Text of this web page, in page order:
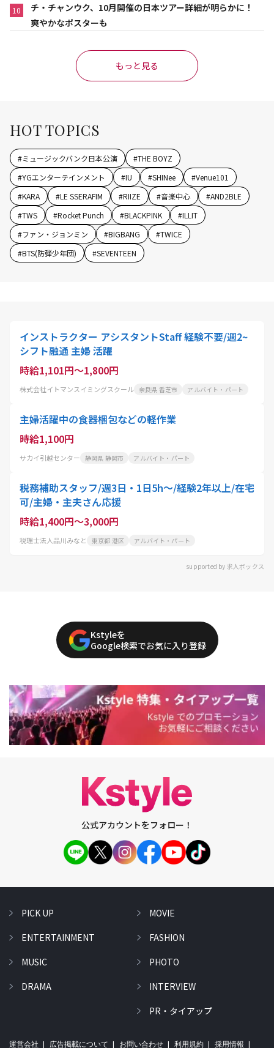
10
チ・チャンウク、10月開催の日本ツアー詳細が明らかに！
爽やかなポスターも
もっと見る
HOT TOPICS
#ミュージックバンク日本公演 #THE BOYZ
#YGエンターテインメント #IU #SHINee #Venue101
#KARA #LE SSERAFIM #RIIZE #音楽中心 #AND2BLE
#TWS #Rocket Punch #BLACKPINK #ILLIT
#ファン・ジョンミン #BIGBANG #TWICE
#BTS(防弾少年団) #SEVENTEEN
インストラクター アシスタントStaff 経験不要/週2~
シフト融通 主婦 活躍
時給1,101円～1,800円
株式会社イトマンスイミングスクール 奈良県 香芝市 アルバイト・パート
主婦活躍中の食器梱包などの軽作業
時給1,100円
サカイ引越センター 静岡県 静岡市 アルバイト・パート
税務補助スタッフ/週3日・1日5h～/経験2年以上/在宅
可/主婦・主夫さん応援
時給1,400円～3,000円
税理士法人品川みなと 東京都 港区 アルバイト・パート
supported by 求人ボックス
Kstyleを
Google検索でお気に入り登録
公式アカウントをフォロー！
PICK UP
ENTERTAINMENT
MUSIC
DRAMA
MOVIE
FASHION
PHOTO
INTERVIEW
PR・タイアップ
運営会社 広告掲載について お問い合わせ 利用規約 採用情報